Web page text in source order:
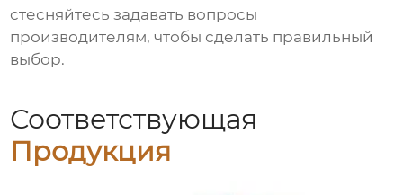
стесняйтесь задавать вопросы
производителям, чтобы сделать правильный
выбор.
Соответствующая
Продукция